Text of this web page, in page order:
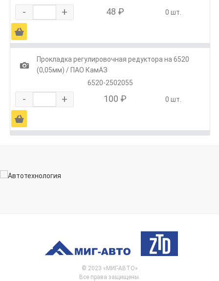
- + 48 ₽ 0 шт.
Ä
1
Прокладка регулировочная редуктора на 6520
(0,05мм) / ПАО КамАЗ
6520-2502055
- + 100 ₽ 0 шт.
Ä
© 2023 «МИГ-АВТО»
Все права защищены.